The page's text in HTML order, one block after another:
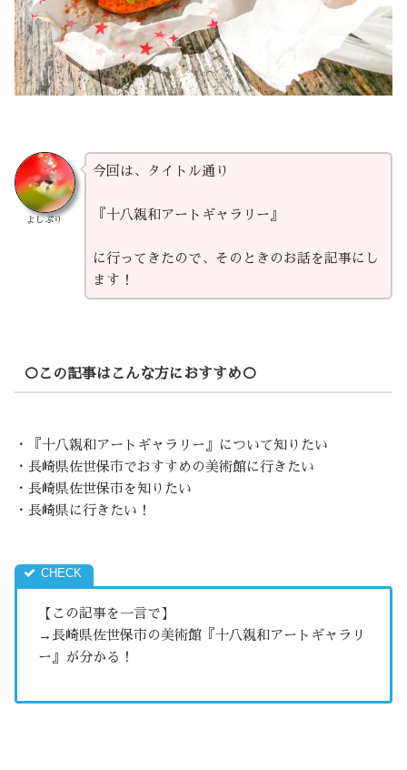
よしぷり
今回は、タイトル通り
『十八親和アートギャラリー』
に行ってきたので、そのときのお話を記事にし
ます！
○この記事はこんな方におすすめ○
・『十八親和アートギャラリー』について知りたい
・長崎県佐世保市でおすすめの美術館に行きたい
・長崎県佐世保市を知りたい
・長崎県に行きたい！
【この記事を一言で】
→長崎県佐世保市の美術館『十八親和アートギャラリ
ー』が分かる！